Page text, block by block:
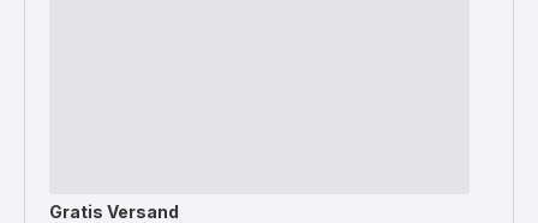
Gratis Versand